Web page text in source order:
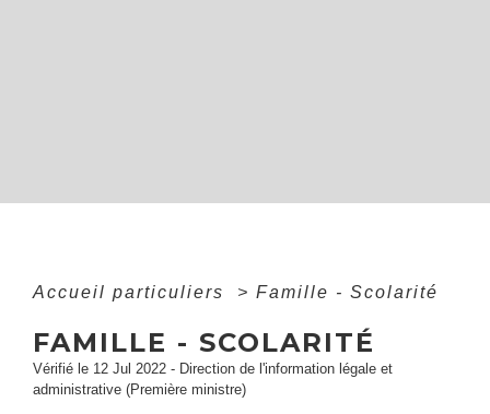
Accueil particuliers > Famille - Scolarité
FAMILLE - SCOLARITÉ
Vérifié le 12 Jul 2022 - Direction de l'information légale et
administrative (Première ministre)